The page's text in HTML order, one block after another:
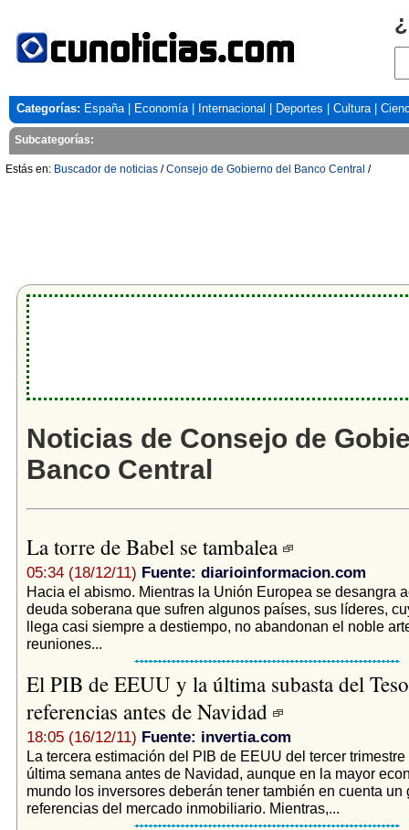
Categorías: España| Economía| Internacional Deportes Cultura|
Subcategorías:
Estás en: Buscador de noticias /Consejo de Gobierno del Banco Central /
Noticias de Consejo de
Banco Central
La torre de Babel se tambalea
05:34 (18/12/11) Fuente: diarioinformacion.com
Hacia el abismo. Mientras la Unión Europea se desangra
deuda soberana que sufren algunos países, sus líderes,
llega casi siempre a destiempo, no abandonan el noble
reuniones...
El PIB de EEUU y la última subasta del
referencias antes de Navidad
18:05 (16/12/11) Fuente: invertia.com
La tercera estimación del PIB de EEUU del tercer trimestre
última semana antes de Navidad, aunque en la mayor
mundo los inversores deberán tener también en cuenta un
referencias del mercado inmobiliario. Mientras,...